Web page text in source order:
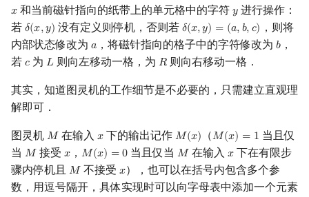
参考资料
𝑥
x 和当前磁针指向的纸带上的单元格中的字符𝑦
y进行操作：
若 𝛿(𝑥,𝑦)
δ(x,y) 没有定义则停机，否则若 𝛿(𝑥,𝑦) = (𝑎,𝑏,𝑐)
δ(x,y)= (a, b,c )
，则将
内部状态修改为 𝑎
a ，将磁针指向的格子中的字符修改为𝑏
b ，
若 𝑐
c为 𝐿
L则向左移动一格，为 𝑅
R则向右移动一格．
其实，知道图灵机的工作细节是不必要的，只需建立直观理
解即可．
图灵机 𝑀
M 在输入 𝑥
x下的输出记作 𝑀(𝑥)
M(x) （𝑀(𝑥) = 1
M(x)= 1
当且仅
当 𝑀
M 接受 𝑥
x， 𝑀(𝑥) = 0
M(x)= 0 当且仅当𝑀
M 在输入𝑥
x 下在有限步
骤内停机且 𝑀
M 不接受 𝑥
x），也可以在括号内包含多个参
数，用逗号隔开，具体实现时可以向字母表中添加一个元素